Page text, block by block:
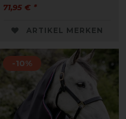
71,95 € *
ARTIKEL MERKEN
-10%